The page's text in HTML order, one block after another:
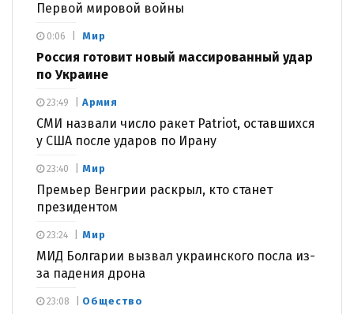
Первой мировой войны
Мир
Россия готовит новый массированный удар
по Украине
0:06
Армия
СМИ назвали число ракет Patriot, оставшихся
у США после ударов по Ирану
23:49
Мир
Премьер Венгрии раскрыл, кто станет
президентом
23:40
Мир
МИД Болгарии вызвал украинского посла из-
за падения дрона
23:24
Общество
23:08